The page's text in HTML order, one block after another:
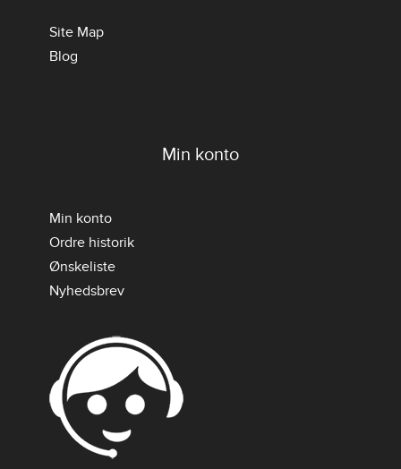
Site Map
Blog
Min konto
Min konto
Ordre historik
Ønskeliste
Nyhedsbrev